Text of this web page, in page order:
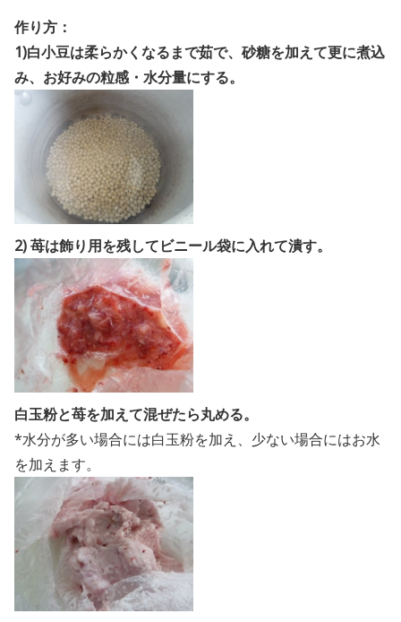
作り方：
1)白小豆は柔らかくなるまで茹で、砂糖を加えて更に煮込
み、お好みの粒感・水分量にする。
2) 苺は飾り用を残してビニール袋に入れて潰す。
白玉粉と苺を加えて混ぜたら丸める。
*水分が多い場合には白玉粉を加え、少ない場合にはお水
を加えます。